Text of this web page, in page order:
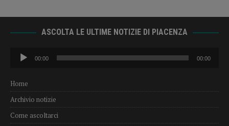
ASCOLTA LE ULTIME NOTIZIE DI PIACENZA
Audio
Player
00:00 00:00
Home
Archivio notizie
Come ascoltarci